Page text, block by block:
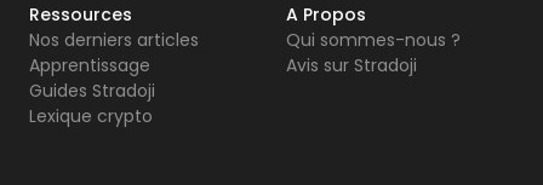
Ressources
Nos derniers articles
Apprentissage
Guides Stradoji
Lexique crypto
A Propos
Qui sommes-nous ?
Avis sur Stradoji